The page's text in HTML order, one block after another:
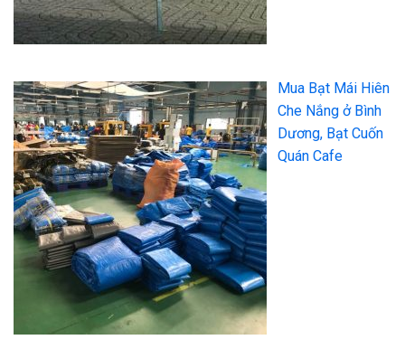
Mua Bạt Mái Hiên
Che Nắng ở Bình
Dương, Bạt Cuốn
Quán Cafe